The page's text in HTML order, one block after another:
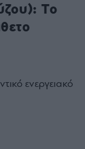
Tο
ενεργειακό